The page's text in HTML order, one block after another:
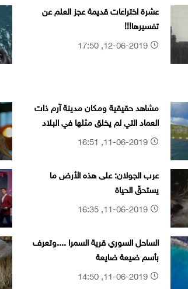
عشرة اختراعات قديمة عجز العلم عن
تفسيرها!!!
12-06-2019, 17:50
مشاهد حقيقية ومكان مدينة آرم ذات
العماد التي لم يخلق مثلها في البلاد
11-06-2019, 16:51
عرب الجولان: على هذه الأرض ما
يستحقّ الحياة
11-06-2019, 16:35
الساحل السوري قرية السمرا ....وتعرف
بأسم ضيعة ضايعة
11-06-2019, 14:50